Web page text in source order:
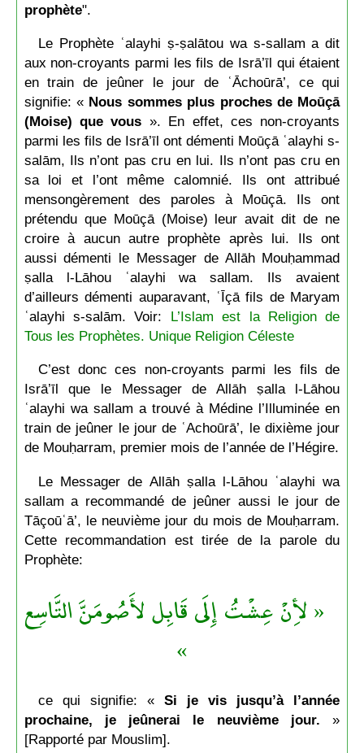
prophète".
Le Prophète ʿalayhi ṣ-ṣalātou wa s-sallam a dit
aux non-croyants parmi les fils de Isrā’īl qui étaient
en train de jeûner le jour de ʿĀchoūrā’, ce qui
signifie: « Nous sommes plus proches de Moūçā
(Moise) que vous ». En effet, ces non-croyants
parmi les fils de Isrā’īl ont démenti Moūçā ʿalayhi s-
salām, Ils n’ont pas cru en lui. Ils n’ont pas cru en
sa loi et l’ont même calomnié. Ils ont attribué
mensongèrement des paroles à Moūçā. Ils ont
prétendu que Moūçā (Moise) leur avait dit de ne
croire à aucun autre prophète après lui. Ils ont
aussi démenti le Messager de Allāh Mouḥammad
ṣalla l-Lāhou ʿalayhi wa sallam. Ils avaient
d’ailleurs démenti auparavant, ʿĪçā fils de Maryam
ʿalayhi s-salām. Voir: L’Islam est la Religion de
Tous les Prophètes. Unique Religion Céleste
C’est donc ces non-croyants parmi les fils de
Isrā’īl que le Messager de Allāh ṣalla l-Lāhou
ʿalayhi wa sallam a trouvé à Médine l’Illuminée en
train de jeûner le jour de ʿAchoūrā’, le dixième jour
de Mouḥarram, premier mois de l’année de l’Hégire.
Le Messager de Allāh ṣalla l-Lāhou ʿalayhi wa
sallam a recommandé de jeûner aussi le jour de
Tāçoūʿā’, le neuvième jour du mois de Mouḥarram.
Cette recommandation est tirée de la parole du
Prophète:
« لأِنْ عِشْتُ إِلَى قَابِل لأَصُومَنَّ التَّاسِع
»
ce qui signifie: «Si je vis jusqu’à l’année
prochaine, je jeûnerai le neuvième jour. »
[Rapporté par Mouslim].